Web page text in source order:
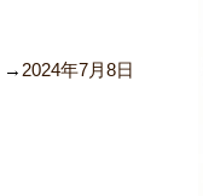
→ 2024年7月8日